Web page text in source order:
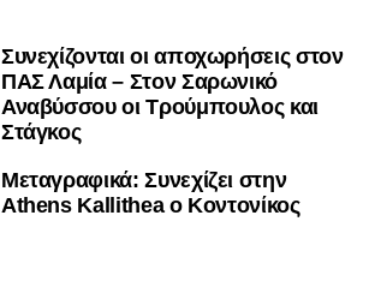
Συνεχίζονται οι αποχωρήσεις στον
ΠΑΣ Λαμία – Στον Σαρωνικό
Αναβύσσου οι Τρούμπουλος και
Στάγκος
Mεταγραφικά: Συνεχίζει στην
Athens Kallithea ο Κοντονίκος